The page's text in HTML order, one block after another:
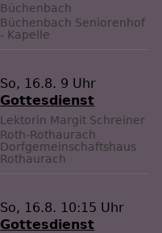
Büchenbach
Büchenbach Seniorenhof
- Kapelle
So, 16.8. 9 Uhr
Gottesdienst
Lektorin Margit Schreiner
Roth-Rothaurach
Dorfgemeinschaftshaus
Rothaurach
So, 16.8. 10:15 Uhr
Gottesdienst